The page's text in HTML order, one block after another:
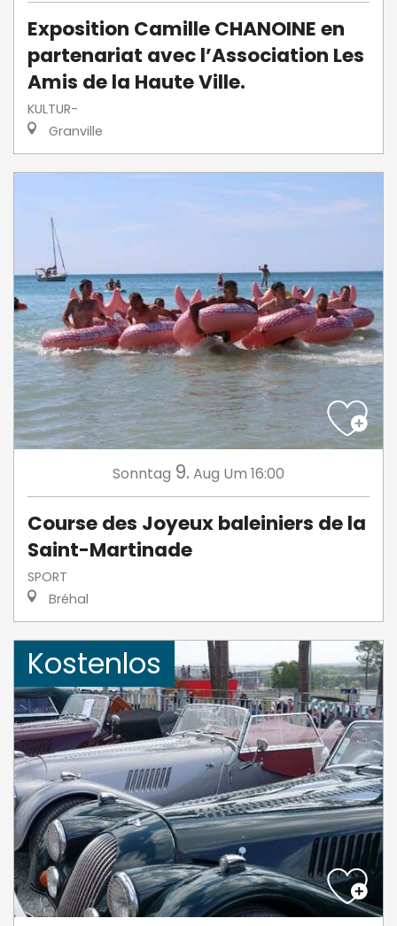
Exposition Camille CHANOINE en
partenariat avec l’Association Les
Amis de la Haute Ville.
KULTUR-
Granville
Sonntag 9. Aug Um 16:00
Course des Joyeux baleiniers de la
Saint-Martinade
SPORT
Bréhal
Kostenlos